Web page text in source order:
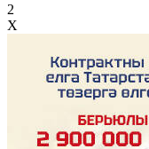
2
X